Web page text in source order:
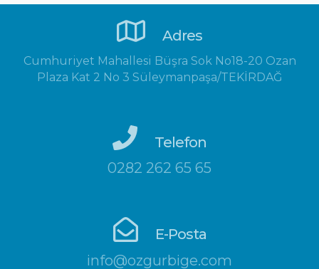
Adres
Cumhuriyet Mahallesi Büşra Sok No18-20 Ozan
Plaza Kat 2 No 3 Süleymanpaşa/TEKİRDAĞ
Telefon
0282 262 65 65
E-Posta
info@ozgurbige.com